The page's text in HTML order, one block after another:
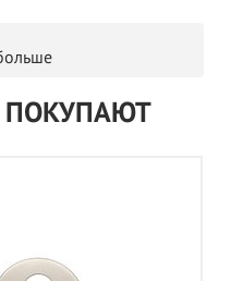
ПОКУПАЮТ